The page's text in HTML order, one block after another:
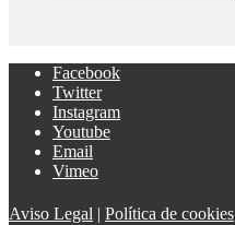
Facebook
Twitter
Instagram
Youtube
Email
Vimeo
Aviso Legal | Política de cookies